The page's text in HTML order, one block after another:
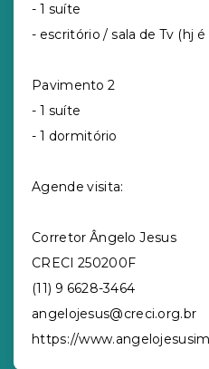
- 1 suíte
- escritório / sala de Tv (hj
Pavimento 2
- 1 suíte
- 1 dormitório
Agende visita:
Corretor Ângelo Jesus
CRECI 250200F
(11) 9 6628-3464
angelojesus@creci.org.br
https://